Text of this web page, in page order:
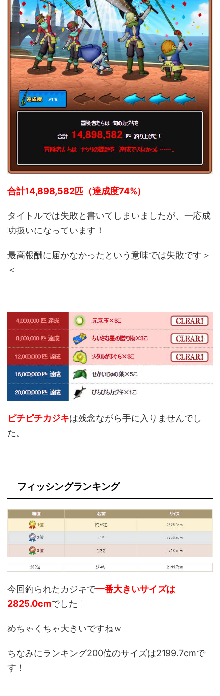
合計14,898,582匹（達成度74%）
タイトルでは失敗と書いてしまいましたが、一応成
功扱いになっています！
最高報酬に届かなかったという意味では失敗です＞
＜
ピチピチカジキは残念ながら手に入りませんでし
た。
フィッシングランキング
今回釣られたカジキで一番大きいサイズは
2825.0cmでした！
めちゃくちゃ大きいですねｗ
ちなみにランキング200位のサイズは2199.7cmで
す！